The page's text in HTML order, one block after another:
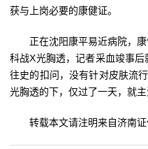
获与上岗必要的康健证。
正在沈阳康平易近病院，康
科战X光胸透，记者采血竣事
往史的扣问，没有针对皮肤流
光胸透的下，仅过了一天，就
转载本文请注明来自济南证